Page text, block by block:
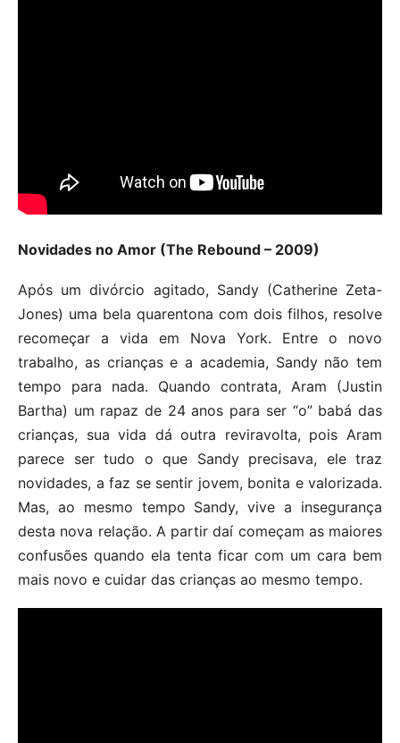
Novidades no Amor (The Rebound – 2009)
Após um divórcio agitado, Sandy (Catherine Zeta-
Jones) uma bela quarentona com dois filhos, resolve
recomeçar a vida em Nova York. Entre o novo
trabalho, as crianças e a academia, Sandy não tem
tempo para nada. Quando contrata, Aram (Justin
Bartha) um rapaz de 24 anos para ser “o” babá das
crianças, sua vida dá outra reviravolta, pois Aram
parece ser tudo o que Sandy precisava, ele traz
novidades, a faz se sentir jovem, bonita e valorizada.
Mas, ao mesmo tempo Sandy, vive a insegurança
desta nova relação. A partir daí começam as maiores
confusões quando ela tenta ficar com um cara bem
mais novo e cuidar das crianças ao mesmo tempo.